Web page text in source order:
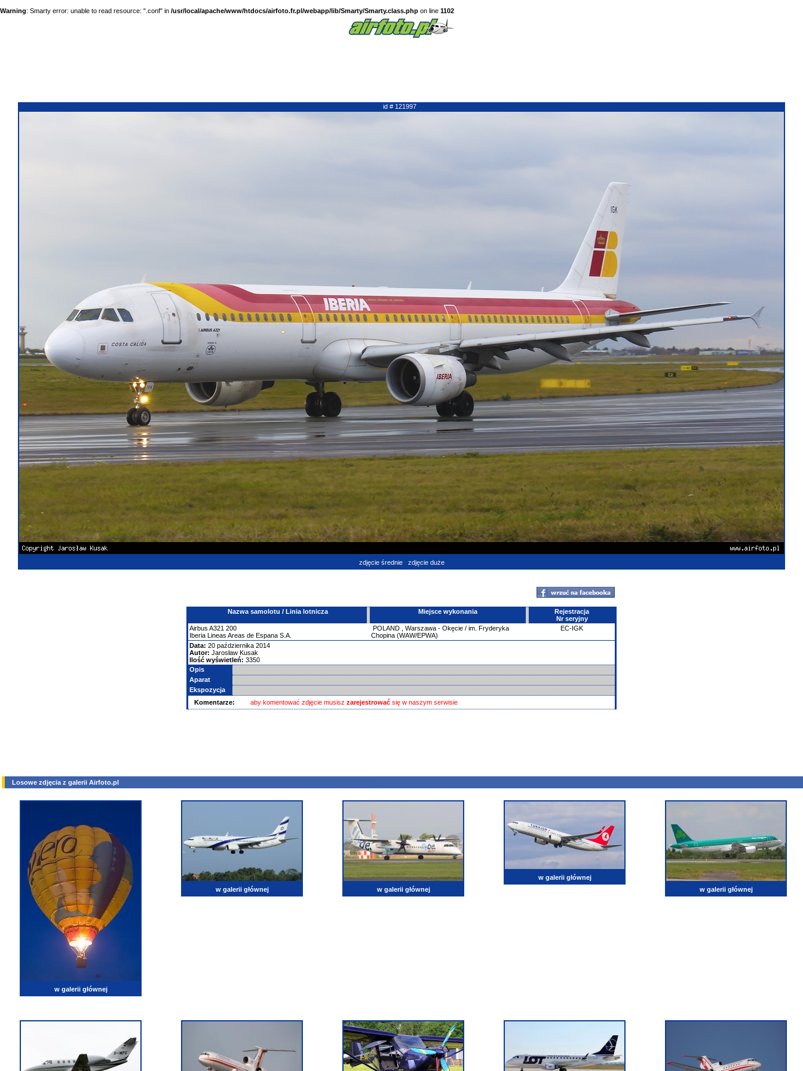
Warning: Smarty error: unable to read resource: ".conf" in /usr/local/apache/www/htdocs/airfoto.fr.pl/webapp/lib/Smarty/Smarty.class.php on line 1102
id # 121997
zdjęcie średnie zdjęcie duże
Nazwa samolotu / Linia lotnicza Miejsce wykonania
Rejestracja
Nr seryjny
Airbus A321 200
Iberia Lineas Areas de Espana S.A.
POLAND
Warszawa - Okęcie / im. Fryderyka
Chopina (WAW/EPWA)
EC-IGK
Data: 20 października 2014
Autor: Jarosław Kusak
Ilość wyświetleń: 3350
Opis
Aparat
Ekspozycja
Komentarze:
aby komentować zdjęcie musisz zarejestrować się w naszym serwisie
Losowe zdjęcia z galerii Airfoto.pl
w galerii głównej
w galerii głównej w galerii głównej
w galerii głównej
w galerii głównej